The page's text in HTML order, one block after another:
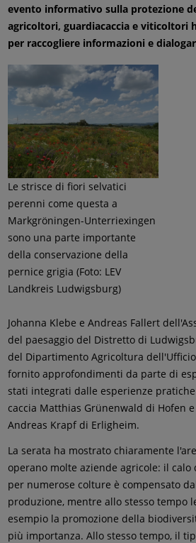
evento informativo sulla protezione
agricoltori, guardiacaccia e viticoltori
per raccogliere informazioni e
Le strisce di fiori selvatici
perenni come questa a
Markgröningen-Unterriexingen
sono una parte importante
della conservazione della
pernice grigia (Foto: LEV
Landkreis Ludwigsburg)
Johanna Klebe e Andreas Fallert
del paesaggio del Distretto di
del Dipartimento Agricoltura
fornito approfondimenti da parte di
stati integrati dalle esperienze
caccia Matthias Grünenwald di Hofen
Andreas Krapf di Erligheim.
La serata ha mostrato chiaramente
operano molte aziende agricole: il
per numerose colture è compensato
produzione, mentre allo stesso tempo
esempio la promozione della
più importanza. Allo stesso tempo, il